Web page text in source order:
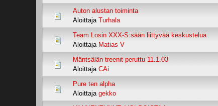
Auton alustan toiminta
Aloittaja Turhala
Team Losin XXX-S:sään liittyvää keskustelua
Aloittaja Matias V
Mäntsälän treenit peruttu 11.1.03
Aloittaja CAi
Pure ten alpha
Aloittaja gekko